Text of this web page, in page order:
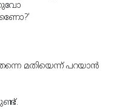
മതിയെന്ന് പറയാൻ